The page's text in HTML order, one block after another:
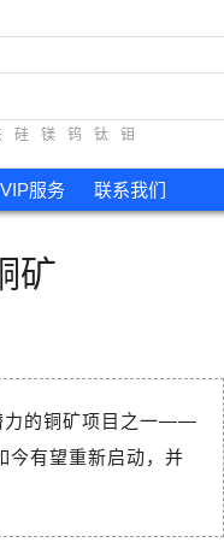
硅 镁 钨 钛 钼
VIP服务 联系我们
矿
力的铜矿项目之一——
今有望重新启动，并